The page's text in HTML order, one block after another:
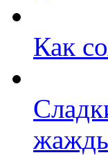
Как